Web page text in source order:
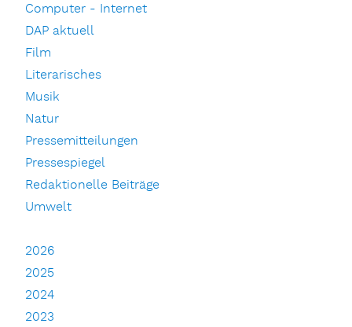
Computer - Internet
DAP aktuell
Film
Literarisches
Musik
Natur
Pressemitteilungen
Pressespiegel
Redaktionelle Beiträge
Umwelt
2026
2025
2024
2023